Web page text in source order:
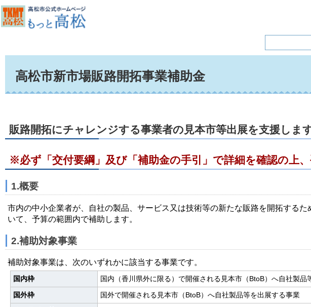
高松市新市場販路開拓事業補助金
販路開拓にチャレンジする事業者の見本市等出展を支援しま
※必ず「交付要綱」及び「補助金の手引」で詳細を確認の上
1.概要
市内の中小企業者が、自社の製品、サービス又は技術等の新たな販路を開拓する
いて、予算の範囲内で補助します。
2.補助対象事業
補助対象事業は、次のいずれかに該当する事業です。
国内枠 国内（香川県外に限る）で開催される見本市（BtoB）へ自社製品
国外枠 国外で開催される見本市（BtoB）へ自社製品等を出展する事業